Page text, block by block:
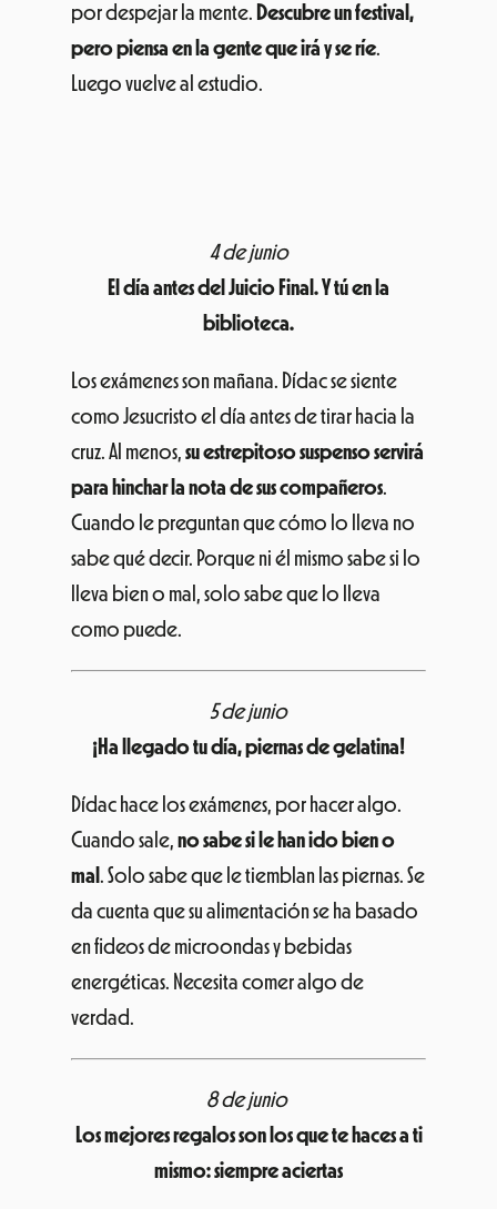
por despejar la mente. Descubre un festival,
pero piensa en la gente que irá y se ríe.
Luego vuelve al estudio.
biblioteca.
Los exámenes son mañana. Dídac se siente
Cuando le preguntan que cómo lo lleva no
sabe qué decir. Porque ni él mismo sabe si lo
lleva bien o mal, solo sabe que lo lleva
como puede.
Dídac hace los exámenes, por hacer algo.
. Solo sabe que le tiemblan las piernas. Se
da cuenta que su alimentación se ha basado
en fideos de microondas y bebidas
energéticas. Necesita comer algo de
mismo: siempre aciertas
De repente, la rutina de Dídac cambia. Estaba